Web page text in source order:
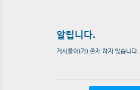
알립니다.
게시물이(가) 존재 하지 않습니다.